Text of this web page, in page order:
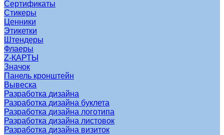
Сертификаты
Стикеры
Ценники
Этикетки
Штендеры
Флаеры
Z-КАРТЫ
Значок
Панель кронштейн
Вывеска
Разработка дизайна
Разработка дизайна буклета
Разработка дизайна логотипа
Разработка дизайна листовок
Разработка дизайна визиток